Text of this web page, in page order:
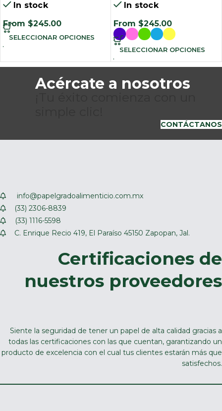
In stock
From $245.00
SELECCIONAR OPCIONES
In stock
From $245.00
SELECCIONAR OPCIONES
Acércate a nosotros
CONTÁCTANOS
info@papelgradoalimenticio.com.mx
(33) 2306-8839
(33) 1116-5598
C. Enrique Recio 419, El Paraíso 45150 Zapopan, Jal.
Certificaciones de
nuestros proveedores
Siente la seguridad de tener un papel de alta calidad gracias a
todas las certificaciones con las que cuentan, garantizando un
producto de excelencia con el cual tus clientes estarán más que
satisfechos.